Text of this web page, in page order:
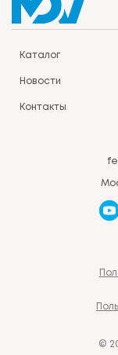
Каталог
Новости
Контакты
©